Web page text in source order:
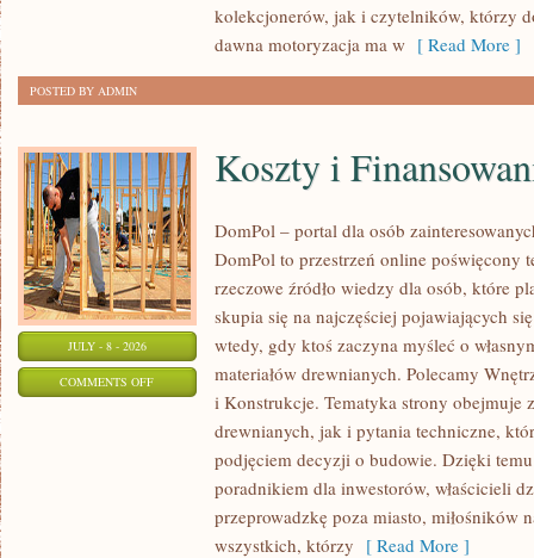
kolekcjonerów, jak i czytelników, którzy
dawna motoryzacja ma w [ Read More ]
POSTED BY ADMIN
JULY - 8 - 2026
COMMENTS OFFON
FINANSOWANIE
Koszty i
DomPol – portal dla osób
DomPol to przestrzeń online poświęcony
rzeczowe źródło wiedzy dla osób, które
skupia się na najczęściej pojawiających
wtedy, gdy ktoś zaczyna myśleć o
materiałów drewnianych. Polecamy
i Konstrukcje. Tematyka strony obejmuje
drewnianych, jak i pytania techniczne,
podjęciem decyzji o budowie. Dzięki
poradnikiem dla inwestorów, właścicieli
przeprowadzkę poza miasto, miłośników
wszystkich, którzy [ Read More ]